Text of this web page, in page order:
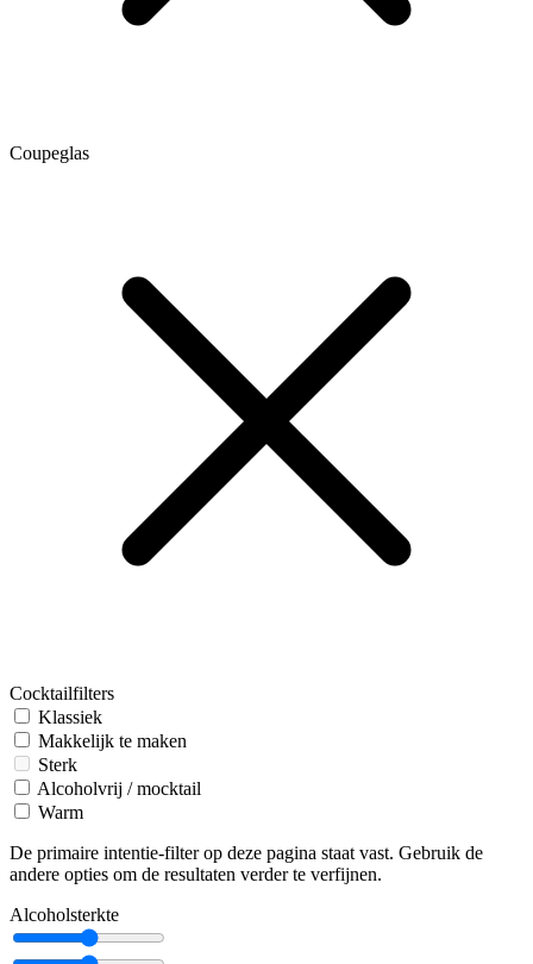
Coupeglas
Cocktailfilters
Klassiek
Makkelijk te maken
Sterk
Alcoholvrij / mocktail
Warm
De primaire intentie-filter op deze pagina staat vast. Gebruik de
andere opties om de resultaten verder te verfijnen.
Alcoholsterkte